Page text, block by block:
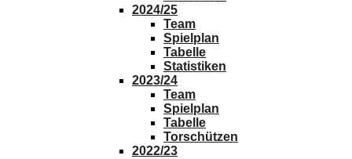
2024/25
Team
Spielplan
Tabelle
Statistiken
2023/24
Team
Spielplan
Tabelle
Torschützen
2022/23